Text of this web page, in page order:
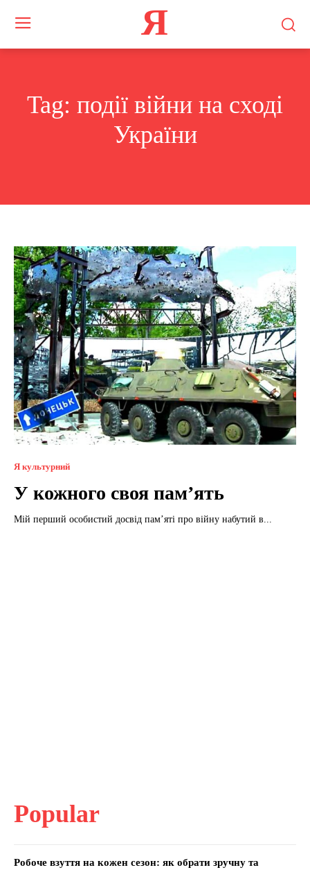
Я
Tag: події війни на сході
України
Я культурний
У кожного своя пам’ять
Мій перший особистий досвід пам’яті про війну набутий в...
Popular
Робоче взуття на кожен сезон: як обрати зручну та